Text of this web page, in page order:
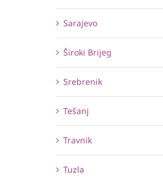
Sarajevo
Široki Brijeg
Srebrenik
Tešanj
Travnik
Tuzla